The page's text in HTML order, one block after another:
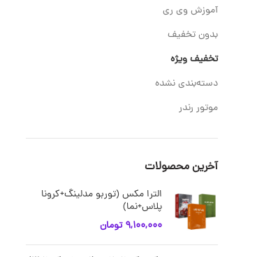
آموزش وی ری
بدون تخفیف
تخفیف ویژه
دسته‌بندی نشده
موتور رندر
آخرین محصولات
الترا مکس (توربو مدلینگ+کرونا
پلاس+نما)
9,100,000 تومان